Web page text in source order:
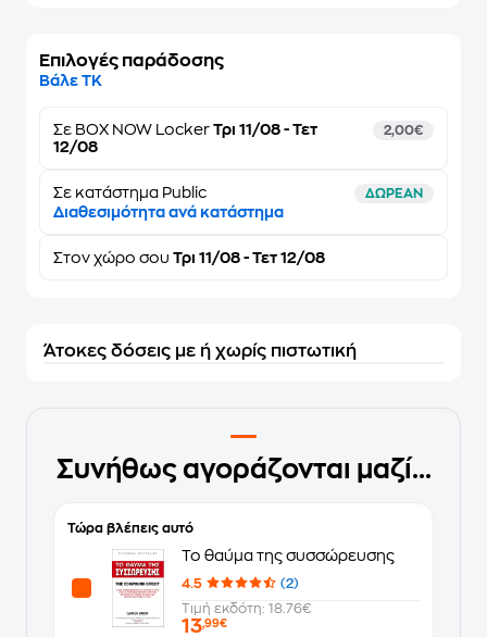
Επιλογές παράδοσης
Βάλε ΤΚ
Σε BOX NOW Locker Τρι 11/08 - Τετ
12/08
2,00€
Σε κατάστημα Public ΔΩΡΕΑΝ
Διαθεσιμότητα ανά κατάστημα
Στον χώρο σου Τρι 11/08 - Τετ 12/08
Άτοκες δόσεις με ή χωρίς πιστωτική
Συνήθως αγοράζονται μαζί...
Τώρα βλέπεις αυτό
Το θαύμα της συσσώρευσης
4.5
(2)
Τιμή εκδότη: 18.76€
13,99€